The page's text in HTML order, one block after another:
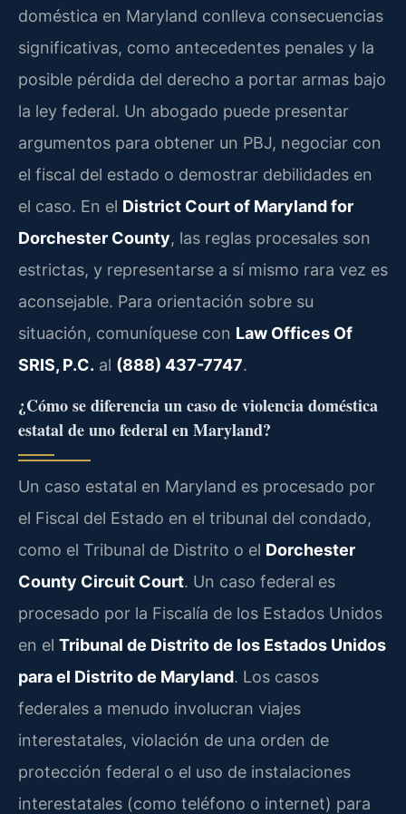
doméstica en Maryland conlleva consecuencias
significativas, como antecedentes penales y la
posible pérdida del derecho a portar armas bajo
la ley federal. Un abogado puede presentar
argumentos para obtener un PBJ, negociar con
el fiscal del estado o demostrar debilidades en
el caso. En el District Court of Maryland for
Dorchester County, las reglas procesales son
estrictas, y representarse a sí mismo rara vez es
aconsejable. Para orientación sobre su
situación, comuníquese con Law Offices Of
SRIS, P.C. al (888) 437-7747.
¿Cómo se diferencia un caso de violencia doméstica
estatal de uno federal en Maryland?
Un caso estatal en Maryland es procesado por
el Fiscal del Estado en el tribunal del condado,
como el Tribunal de Distrito o el Dorchester
County Circuit Court. Un caso federal es
procesado por la Fiscalía de los Estados Unidos
en el Tribunal de Distrito de los Estados Unidos
para el Distrito de Maryland. Los casos
federales a menudo involucran viajes
interestatales, violación de una orden de
protección federal o el uso de instalaciones
interestatales (como teléfono o internet) para